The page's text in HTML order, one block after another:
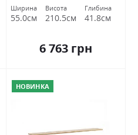
Ширина
55.0см
Висота
210.5см
Глибина
41.8см
6 763 грн
НОВИНКА